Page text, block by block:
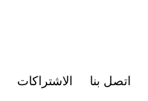
اتصل بنا الاشتراكات